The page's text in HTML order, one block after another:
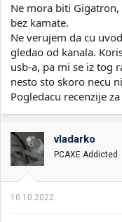
Ne mora biti
bez kamate.
Ne verujem da cu
gledao od kanala.
usb-a, pa mi se iz tog
nesto sto skoro necu
Pogledacu recenzije
vladarko
PCAXE Addicted
10.10.2022.